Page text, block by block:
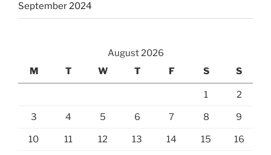
September 2024
August 2026
M
T W T F S S
1 2
3 4 5 6 7 8 9
10 11 12 13 14 15 16